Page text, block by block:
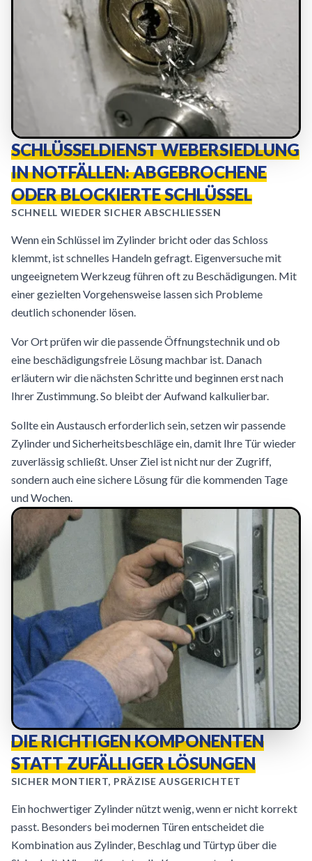
SCHLÜSSELDIENST WEBERSIEDLUNG
IN NOTFÄLLEN: ABGEBROCHENE
ODER BLOCKIERTE SCHLÜSSEL
SCHNELL WIEDER SICHER ABSCHLIESSEN
Wenn ein Schlüssel im Zylinder bricht oder das Schloss
klemmt, ist schnelles Handeln gefragt. Eigenversuche mit
ungeeignetem Werkzeug führen oft zu Beschädigungen. Mit
einer gezielten Vorgehensweise lassen sich Probleme
deutlich schonender lösen.
Vor Ort prüfen wir die passende Öffnungstechnik und ob
eine beschädigungsfreie Lösung machbar ist. Danach
erläutern wir die nächsten Schritte und beginnen erst nach
Ihrer Zustimmung. So bleibt der Aufwand kalkulierbar.
Sollte ein Austausch erforderlich sein, setzen wir passende
Zylinder und Sicherheitsbeschläge ein, damit Ihre Tür wieder
zuverlässig schließt. Unser Ziel ist nicht nur der Zugriff,
sondern auch eine sichere Lösung für die kommenden Tage
und Wochen.
DIE RICHTIGEN KOMPONENTEN
STATT ZUFÄLLIGER LÖSUNGEN
SICHER MONTIERT, PRÄZISE AUSGERICHTET
Ein hochwertiger Zylinder nützt wenig, wenn er nicht korrekt
passt. Besonders bei modernen Türen entscheidet die
Kombination aus Zylinder, Beschlag und Türtyp über die